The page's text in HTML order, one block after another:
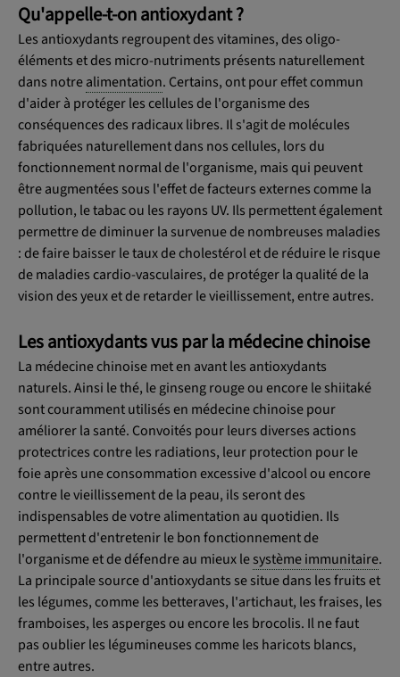
Qu'appelle-t-on antioxydant ?
Les antioxydants regroupent des vitamines, des oligo-
éléments et des micro-nutriments présents naturellement
dans notrealimentation. Certains, ont pour effet commun
d'aider à protéger les cellules de l'organisme des
conséquences des radicaux libres. Il s'agit de molécules
fabriquées naturellement dans nos cellules, lors du
fonctionnement normal de l'organisme, mais qui peuvent
être augmentées sous l'effet de facteurs externes comme la
pollution, le tabac ou les rayons UV. Ils permettent également
permettre de diminuer la survenue de nombreuses maladies
: de faire baisser le taux de cholestérol et de réduire le risque
de maladies cardio-vasculaires, de protéger la qualité de la
vision des yeux et de retarder le vieillissement, entre autres.
Les antioxydants vus par la médecine chinoise
La médecine chinoise met en avant les antioxydants
naturels. Ainsi le thé, le ginseng rouge ou encore le shiitaké
sont couramment utilisés en médecine chinoise pour
améliorer la santé. Convoités pour leurs diverses actions
protectrices contre les radiations, leur protection pour le
foie après une consommation excessive d'alcool ou encore
contre le vieillissement de la peau, ils seront des
indispensables de votre alimentation au quotidien. Ils
permettent d'entretenir le bon fonctionnement de
l'organisme et de défendre au mieux lesystème immunitaire.
La principale source d'antioxydants se situe dans les fruits et
les légumes, comme les betteraves, l'artichaut, les fraises, les
framboises, les asperges ou encore les brocolis. Il ne faut
pas oublier les légumineuses comme les haricots blancs,
entre autres.